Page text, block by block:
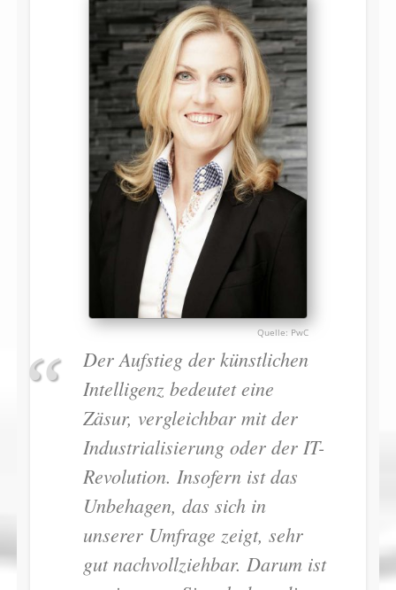
PwC
Der Aufstieg der künstlichen
Intelligenz bedeutet eine
Zäsur, vergleichbar mit der
Industrialisierung oder der IT-
Revolution. Insofern ist das
Unbehagen, das sich in
unserer Umfrage zeigt, sehr
gut nachvollziehbar. Darum ist